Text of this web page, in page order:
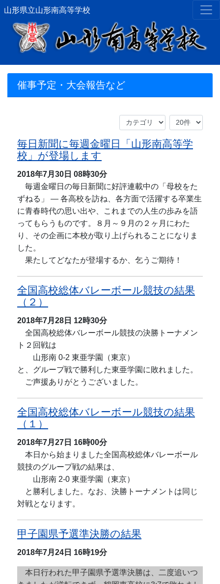
山形県立山形南高等学校
催事予定・大会報告など
毎日新聞に毎週金曜日「山形南高等学
校」が登場します
2018年7月30日 08時30分
毎週金曜日の毎日新聞に好評連載中の「母校をた
ずねる」 ― 各高校を訪ね、各方面で活躍する卒業生
に青春時代の思い出や、これまでの人生の歩みを語
ってもらうものです。８月～９月の２ヶ月にわた
り、その企画に本校が取り上げられることになりま
した。
果たしてどなたが登場するか、乞うご期待！
全国高校総体バレーボール競技の結果
（２）
2018年7月28日 12時30分
全国高校総体バレーボール競技の決勝トーナメン
ト２回戦は
山形南 0-2 東亜学園（東京）
と、グループ戦で勝利した東亜学園に敗れました。
ご声援ありがとうございました。
全国高校総体バレーボール競技の結果
（１）
2018年7月27日 16時00分
本日から始まりました全国高校総体バレーボール
競技のグループ戦の結果は、
山形南 2-0 東亜学園（東京）
と勝利しました。なお、決勝トーナメントは同じ
対戦となります。
甲子園県予選準決勝の結果
2018年7月24日 16時19分
本日行われた甲子園県予選準決勝は、二度追いつ